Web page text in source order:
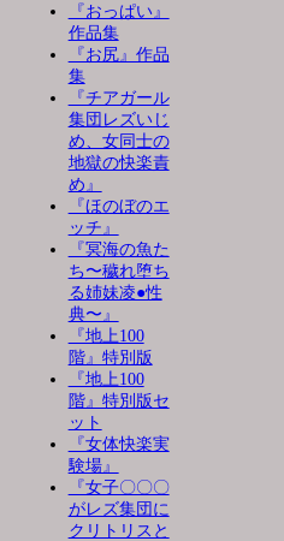
『おっぱい』
作品集
『お尻』作品
集
『チアガール
集団レズいじ
め、女同士の
地獄の快楽責
め』
『ほのぼのエ
ッチ』
『冥海の魚た
ち〜穢れ堕ち
る姉妹凌●性
典〜』
『地上100
階』特別版
『地上100
階』特別版セ
ット
『女体快楽実
験場』
『女子〇〇〇
がレズ集団に
クリトリスと